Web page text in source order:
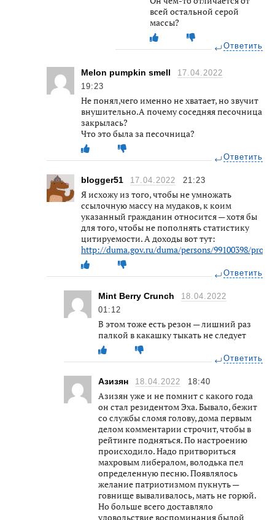
всей остальной серой
массы?
Ответить
Melon pumpkin smell
17.04.2022
19:23
Не понял,чего именно не хватает, но звучит
внушительно.А почему соседняя песочница
закрылась?
Что это была за песочница?
Ответить
blogger51 17.04.2022 21:23
Я исхожу из того, чтобы не умножать
ссылочную массу на мудаков, к коим
указанный гражданин относится — хотя бы
для того, чтобы не пополнять статистику
цитируемости. А доходы вот тут:
http://duma.gov.ru/duma/persons/99100398/
Ответить
Mint Berry Crunch
18.04.2022
01:12
В этом тоже есть резон — лишний раз
палкой в какашку тыкать не следует
Ответить
Азизян 18.04.2022 18:40
Азизян уже и не помнит с какого года
он стал резидентом Эха. Бывало, бежит
со службы сломя голову, дома первым
делом комментарии строчит, чтобы в
рейтинге подняться. По настроению
происходило. Надо притвориться
махровым либералом, володька пел
определенную песню. Появлялось
желание патриотизмом пукнуть —
говнище вываливалось, мать не горюй.
Но больше всего доставляло
удовольствие воспоминания былой